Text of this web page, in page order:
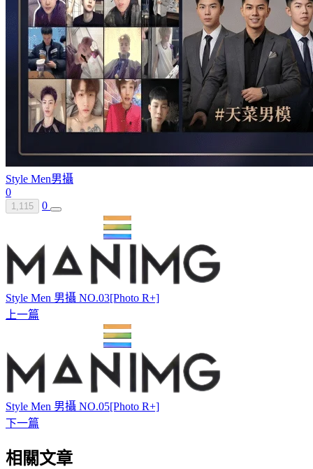
Style Men男攝
0
1,115 0
Style Men 男攝 NO.03[Photo R+]
上一篇
Style Men 男攝 NO.05[Photo R+]
下一篇
相關文章